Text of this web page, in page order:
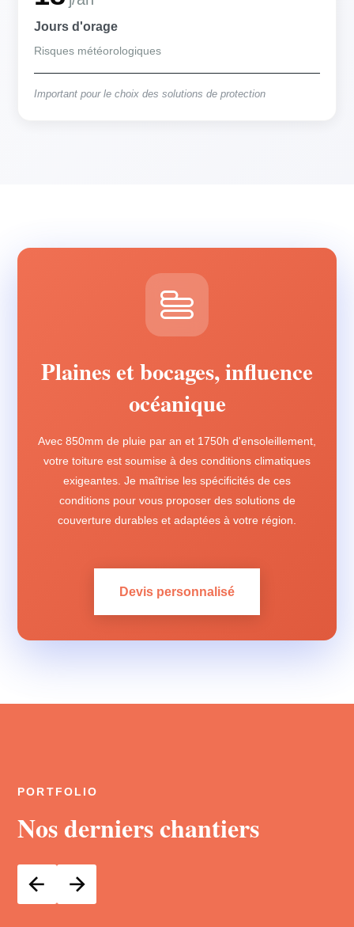
Jours d'orage
Risques météorologiques
Important pour le choix des solutions de protection
Plaines et bocages, influence
océanique
Avec 850mm de pluie par an et 1750h d'ensoleillement,
votre toiture est soumise à des conditions climatiques
exigeantes. Je maîtrise les spécificités de ces
conditions pour vous proposer des solutions de
couverture durables et adaptées à votre région.
Devis personnalisé
PORTFOLIO
Nos derniers chantiers